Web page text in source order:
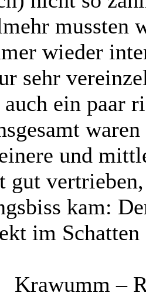
mussten
wieder
sehr
ein paar
und
gut
kam:
im
Krawumm –